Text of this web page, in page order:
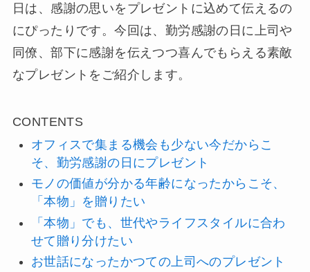
日は、感謝の思いをプレゼントに込めて伝えるの
にぴったりです。今回は、勤労感謝の日に上司や
同僚、部下に感謝を伝えつつ喜んでもらえる素敵
なプレゼントをご紹介します。
CONTENTS
オフィスで集まる機会も少ない今だからこ
そ、勤労感謝の日にプレゼント
モノの価値が分かる年齢になったからこそ、
「本物」を贈りたい
「本物」でも、世代やライフスタイルに合わ
せて贈り分けたい
お世話になったかつての上司へのプレゼント